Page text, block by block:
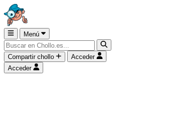
Menú
Compartir chollo
Acceder
Acceder